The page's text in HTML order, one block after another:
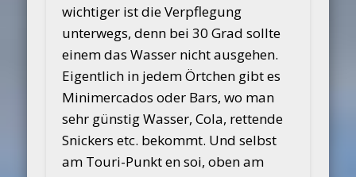
wichtiger ist die Verpflegung
unterwegs, denn bei 30 Grad sollte
einem das Wasser nicht ausgehen.
Eigentlich in jedem Örtchen gibt es
Minimercados oder Bars, wo man
sehr günstig Wasser, Cola, rettende
Snickers etc. bekommt. Und selbst
am Touri-Punkt en soi, oben am